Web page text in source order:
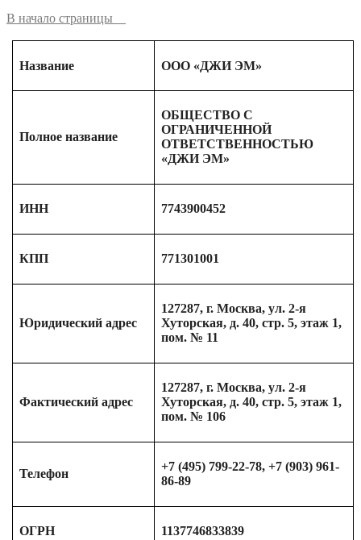
В начало страницы
Название ООО «ДЖИ ЭМ»
Полное название
ОБЩЕСТВО С
ОГРАНИЧЕННОЙ
ОТВЕТСТВЕННОСТЬЮ
«ДЖИ ЭМ»
ИНН 7743900452
КПП 771301001
Юридический адрес
127287, г. Москва, ул. 2-я
Хуторская, д. 40, стр. 5, этаж 1,
пом. № 11
Фактический адрес
127287, г. Москва, ул. 2-я
Хуторская, д. 40, стр. 5, этаж 1,
пом. № 106
Телефон
+7 (495) 799-22-78, +7 (903) 961-
86-89
ОГРН 1137746833839